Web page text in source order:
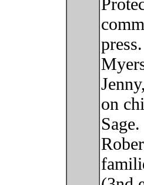
press.
on
Sage.